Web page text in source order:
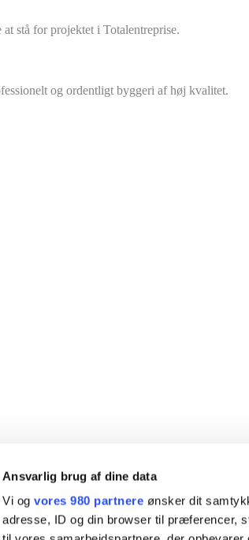
Ansvarlig brug af dine data
Vi ogvores 980 partnere ønsker dit
adresse, ID og din browser til præferencer,
stå for projektet i Totalentreprise.
og ordentligt byggeri af høj kvalitet.